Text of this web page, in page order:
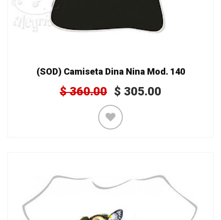
(SOD) Camiseta Dina Nina Mod. 140
$360.00 $ 305.00